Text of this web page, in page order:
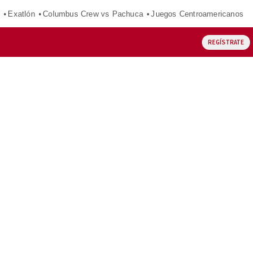
Exatlón Columbus Crew vs Pachuca Juegos Centroamericanos
REGÍSTRATE